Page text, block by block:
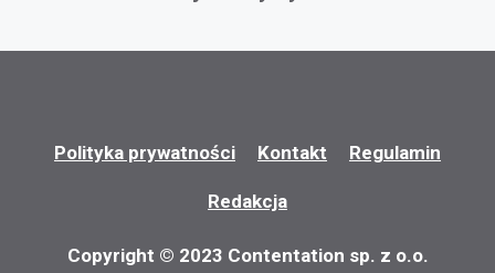
Polityka prywatności Kontakt Regulamin
Redakcja
Copyright © 2023 Contentation sp. z o.o.